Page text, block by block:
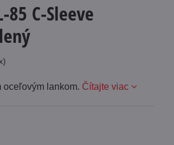
C-Sleeve
oceľovým lankom. Čítajte viac